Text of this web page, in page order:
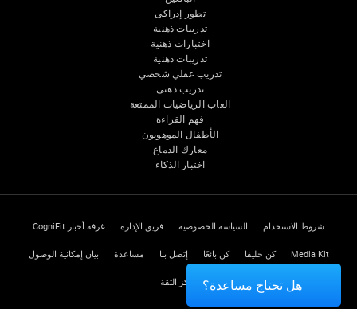
تطور إدراكى
تدريبات ذهنية
اختبارات ذهنية
تدريبات ذهنية
تدريب عقلي شخصي
تدريب ذهنى
العاب الرياضيات الممتعة
فهم القراءة
الأطفال الموهوبون
معارك الدماغ
اختبار الذكاء
شروط الاستخدام السياسة الخصوصية فريق الإدارة غرفة أخبار CogniFit
Media Kit كن حليفا كن بائعًا إتصل بنا مساعدة بيان إمكانية الوصول
مركز الثقة هل تحتاج مساعدة؟